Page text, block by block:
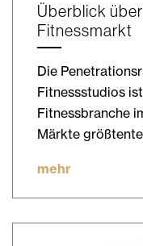
Überblick
Fitnessmarkt
Die
Fitnessstudios
Fitnessbranche
Märkte
mehr